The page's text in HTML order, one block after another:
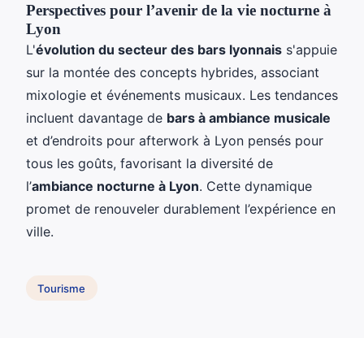
Perspectives pour l’avenir de la vie nocturne à
Lyon
L'évolution du secteur des bars lyonnais s'appuie
sur la montée des concepts hybrides, associant
mixologie et événements musicaux. Les tendances
incluent davantage de bars à ambiance musicale
et d’endroits pour afterwork à Lyon pensés pour
tous les goûts, favorisant la diversité de
l’ambiance nocturne à Lyon. Cette dynamique
promet de renouveler durablement l’expérience en
ville.
Tourisme